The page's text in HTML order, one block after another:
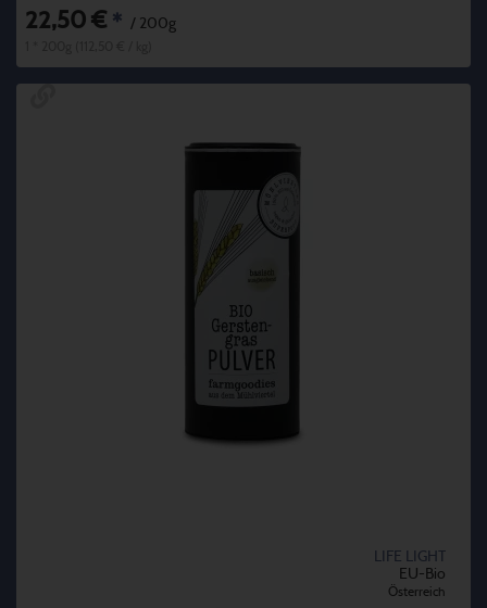
22,50 € * / 200g
LIFE LIGHT
EU-Bio
Österreich